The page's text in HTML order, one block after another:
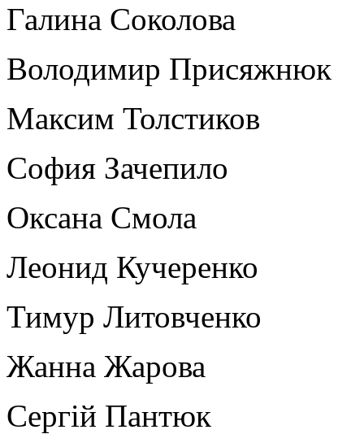
Галина Соколова
Володимир Присяжнюк
Максим Толстиков
София Зачепило
Оксана Смола
Леонид Кучеренко
Тимур Литовченко
Жанна Жарова
Сергій Пантюк